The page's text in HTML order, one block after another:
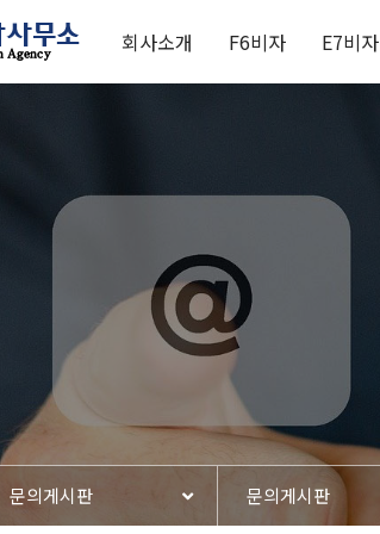
회사소개 F6비자 E7비자
문의게시판 문의게시판